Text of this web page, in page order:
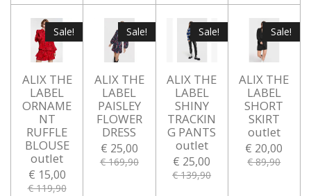
Sale!
ALIX THE
LABEL
ORNAME
NT
RUFFLE
BLOUSE
outlet
€ 15,00
€ 119,90
Sale!
ALIX THE
LABEL
PAISLEY
FLOWER
DRESS
€ 25,00
€ 169,90
Sale!
ALIX THE
LABEL
SHINY
TRACKIN
G PANTS
outlet
€ 25,00
€ 139,90
Sale!
ALIX THE
LABEL
SHORT
SKIRT
outlet
€ 20,00
€ 89,90